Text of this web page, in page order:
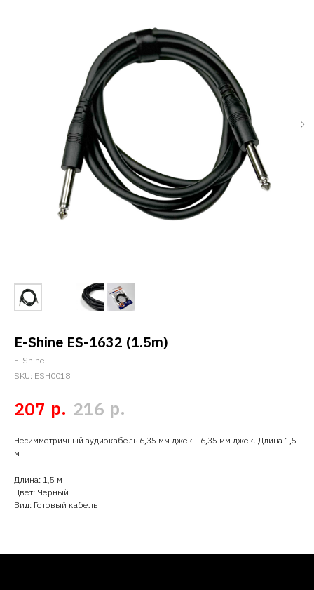
E-Shine ES-1632 (1.5m)
E-Shine
SKU: ESH0018
207 р. 216 р.
Несимметричный аудиокабель 6,35 мм джек - 6,35 мм джек. Длина 1,5
м
Длина: 1,5 м
Цвет: Чёрный
Вид: Готовый кабель